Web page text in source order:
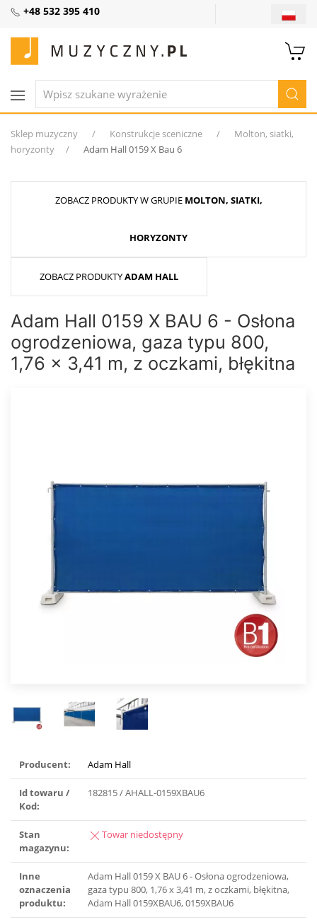
+48 532 395 410
Sklep muzyczny Konstrukcje sceniczne
Molton, siatki,
horyzonty
Adam Hall 0159 X Bau 6
ZOBACZ PRODUKTY W GRUPIE MOLTON, SIATKI,
HORYZONTY
ZOBACZ PRODUKTYADAM HALL
Adam Hall 0159 X BAU 6 - Osłona
ogrodzeniowa, gaza typu 800,
1,76 x 3,41 m, z oczkami, błękitna
Producent: Adam Hall
Id towaru /
Kod:
182815 / AHALL-0159XBAU6
Stan
magazynu:
Towar niedostępny
Inne
oznaczenia
produktu:
Adam Hall 0159 X BAU 6 - Osłona ogrodzeniowa,
gaza typu 800, 1,76 x 3,41 m, z oczkami, błękitna,
Adam Hall 0159XBAU6, 0159XBAU6